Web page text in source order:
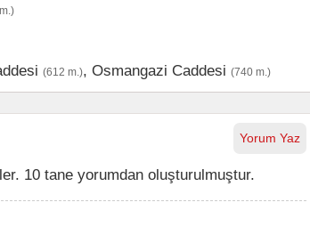
(612 m.), Osmangazi Caddesi (740 m.)
Yorum Yaz
10 tane yorumdan oluşturulmuştur.